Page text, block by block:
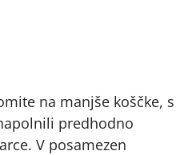
na manjše koščke, s
predhodno
V posamezen